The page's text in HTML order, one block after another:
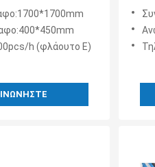
Υψηλή
h (φλάουτο Ε)
το